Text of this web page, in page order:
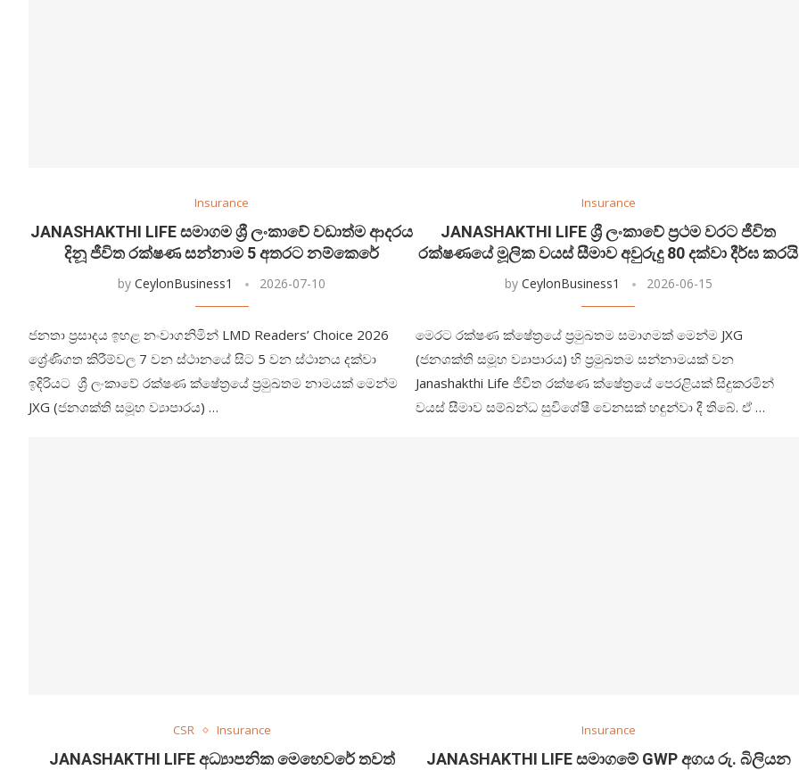
Insurance
JANASHAKTHI LIFE සමාගම ශ්‍රී ලංකාවේ වඩාත්ම ආදරය
දිනූ ජීවිත රක්ෂණ සන්නාම 5 අතරට නම්කෙරේ
byCeylonBusiness1 2026-07-10
ජනතා ප්‍රසාදය ඉහළ නංවාගනිමින් LMD Readers’ Choice 2026
ශ්‍රේණිගත කිරීම්වල 7 වන ස්ථානයේ සිට 5 වන ස්ථානය දක්වා
ඉදිරියට ශ්‍රී ලංකාවේ රක්ෂණ ක්ෂේත්‍රයේ ප්‍රමුඛතම නාමයක් මෙන්ම
JXG (ජනශක්ති සමූහ ව්‍යාපාරය) …
Insurance
JANASHAKTHI LIFE ශ්‍රී ලංකාවේ ප්‍රථම වරට ජීවිත
රක්ෂණයේ මූලික වයස් සීමාව අවුරුදු 80 දක්වා දීර්ඝ කරයි
by CeylonBusiness1 2026-06-15
මෙරට රක්ෂණ ක්ෂේත්‍රයේ ප්‍රමුඛතම සමාගමක් මෙන්ම JXG
(ජනශක්ති සමූහ ව්‍යාපාරය) හි ප්‍රමුඛතම සන්නාමයක් වන
Janashakthi Life ජීවිත රක්ෂණ ක්ෂේත්‍රයේ පෙරළියක් සිදුකරමින්
වයස් සීමාව සම්බන්ධ සුවිශේෂී වෙනසක් හඳුන්වා දී තිබේ. ඒ …
CSR Insurance
JANASHAKTHI LIFE අධ්‍යාපනික මෙහෙවරේ තවත්
Insurance
JANASHAKTHI LIFE සමාගමේ GWP අගය රු. බිලියන